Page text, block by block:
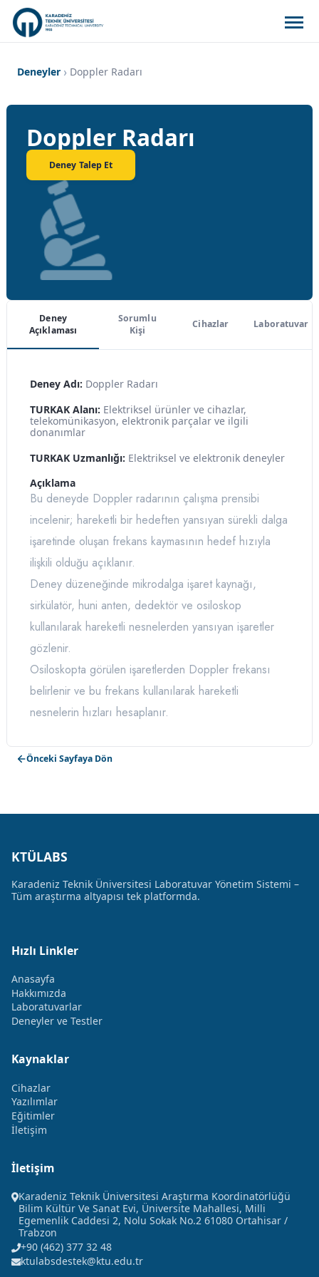
Deneyler Doppler Radarı
Doppler Radarı
Deney Talep Et
Deney
Açıklaması
Sorumlu
Kişi
Cihazlar Laboratuvar
Deney Adı: Doppler Radarı
TURKAK Alanı: Elektriksel ürünler ve cihazlar,
telekomünikasyon, elektronik parçalar ve ilgili
donanımlar
TURKAK Uzmanlığı: Elektriksel ve elektronik deneyler
Açıklama
Bu deneyde Doppler radarının çalışma prensibi
incelenir; hareketli bir hedeften yansıyan sürekli dalga
işaretinde oluşan frekans kaymasının hedef hızıyla
ilişkili olduğu açıklanır.
Deney düzeneğinde mikrodalga işaret kaynağı,
sirkülatör, huni anten, dedektör ve osiloskop
kullanılarak hareketli nesnelerden yansıyan işaretler
gözlenir.
Osiloskopta görülen işaretlerden Doppler frekansı
belirlenir ve bu frekans kullanılarak hareketli
nesnelerin hızları hesaplanır.
Önceki Sayfaya Dön
KTÜLABS
Karadeniz Teknik Üniversitesi Laboratuvar Yönetim Sistemi –
Tüm araştırma altyapısı tek platformda.
Hızlı Linkler
Anasayfa
Hakkımızda
Laboratuvarlar
Deneyler ve Testler
Kaynaklar
Cihazlar
Yazılımlar
Eğitimler
İletişim
İletişim
Karadeniz Teknik Üniversitesi Araştırma Koordinatörlüğü
Bilim Kültür Ve Sanat Evi, Üniversite Mahallesi, Milli
Egemenlik Caddesi 2, Nolu Sokak No.2 61080 Ortahisar /
Trabzon
+90 (462) 377 32 48
ktulabsdestek@ktu.edu.tr